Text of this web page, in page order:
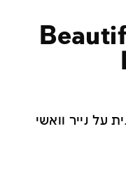
על נייר וואשי